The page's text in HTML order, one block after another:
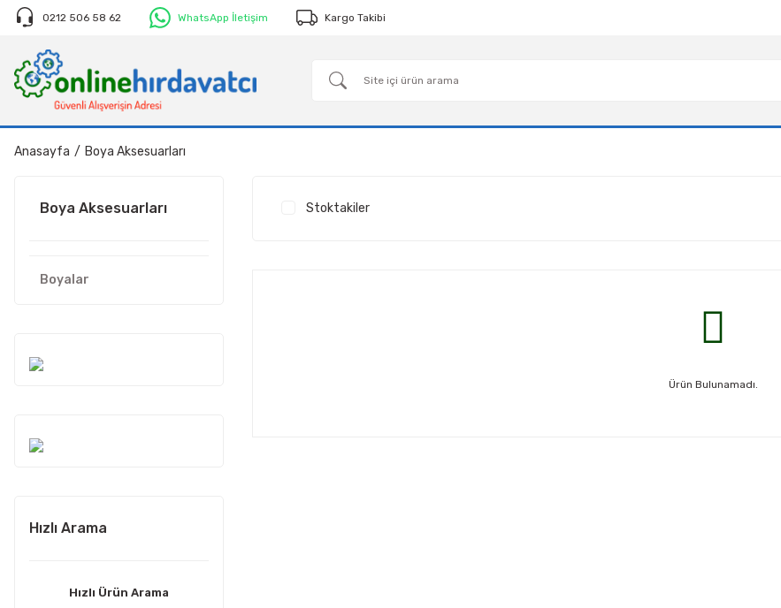
0212 506 58 62 WhatsApp İletişim Kargo Takibi
Anasayfa Boya Aksesuarları
Boya Aksesuarları
Boyalar
Hızlı Arama
Hızlı Ürün Arama
Stoktakiler
Ürün Bulunamadı.